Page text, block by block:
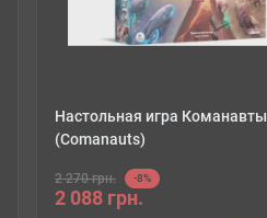
Настольная игра Команавты
(Comanauts)
2 270 грн. -8%
2 088 грн.